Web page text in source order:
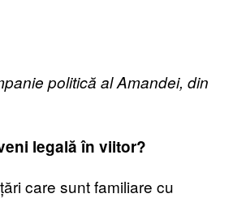
politică al Amandei, din
legală în viitor?
care sunt familiare cu